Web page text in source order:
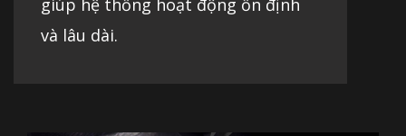
với các linh kiện chất lượng cao